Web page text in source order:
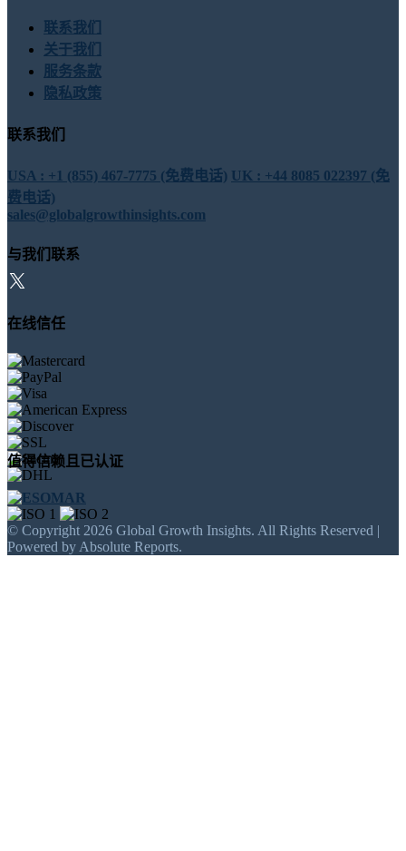
联系我们
关于我们
服务条款
隐私政策
联系我们
USA : +1 (855) 467-7775 (免费电话) UK : +44 8085 022397 (免
费电话)
sales@globalgrowthinsights.com
与我们联系
在线信任
值得信赖且已认证
© Copyright 2026 Global Growth Insights. All Rights Reserved |
Powered by Absolute Reports.